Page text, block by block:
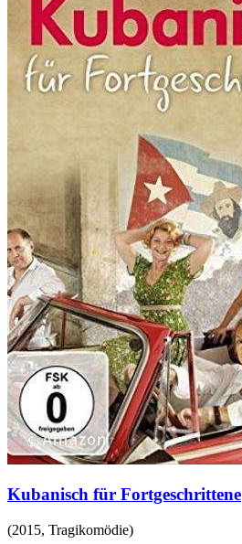
Kubanisch für Fortgeschrittene
(2015, Tragikomödie)